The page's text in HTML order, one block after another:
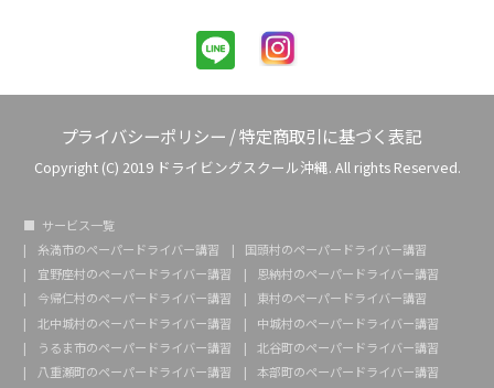
プライバシーポリシー /特定商取引に基づく表記
Copyright (C) 2019 ドライビングスクール沖縄. All rights Reserved.
サービス一覧
糸満市のペーパードライバー講習
国頭村のペーパードライバー講習
宜野座村のペーパードライバー講習
恩納村のペーパードライバー講習
今帰仁村のペーパードライバー講習
東村のペーパードライバー講習
北中城村のペーパードライバー講習
中城村のペーパードライバー講習
うるま市のペーパードライバー講習
北谷町のペーパードライバー講習
八重瀬町のペーパードライバー講習
本部町のペーパードライバー講習